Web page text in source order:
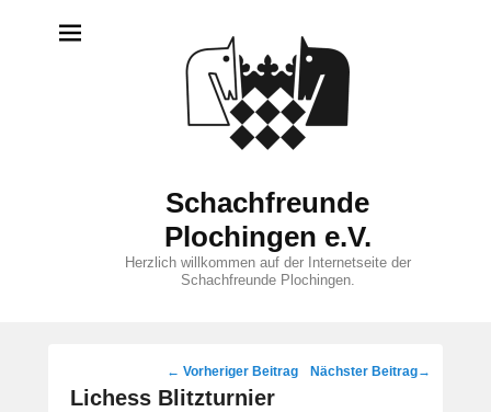
Schachfreunde
Plochingen e.V.
Herzlich willkommen auf der Internetseite der
Schachfreunde Plochingen.
Beitragsnavigation
← Vorheriger Beitrag Nächster Beitrag→
Lichess Blitzturnier